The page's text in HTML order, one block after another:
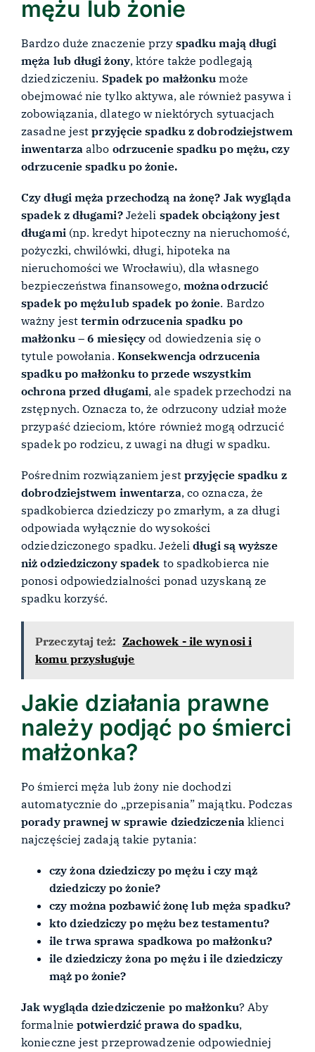
mężu lub żonie
Bardzo duże znaczenie przy spadku mają długi
męża lub długi żony, które także podlegają
dziedziczeniu. Spadek po małżonku może
obejmować nie tylko aktywa, ale również pasywa i
zobowiązania, dlatego w niektórych sytuacjach
zasadne jestprzyjęcie spadku z dobrodziejstwem
inwentarza albo odrzucenie spadku po mężu, czy
odrzucenie spadku po żonie.
Czy długi męża przechodzą na żonę? Jak wygląda
spadek z długami?Jeżeli spadek obciążony jest
długami(np. kredyt hipoteczny na nieruchomość,
pożyczki, chwilówki, długi, hipoteka na
nieruchomości we Wrocławiu), dla własnego
bezpieczeństwa finansowego, można odrzucić
spadek po mężu lub spadek po żonie. Bardzo
ważny jesttermin odrzucenia spadku po
małżonku – 6 miesięcy od dowiedzenia się o
tytule powołania. Konsekwencja odrzucenia
spadku po małżonku to przede wszystkim
ochrona przed długami, ale spadek przechodzi na
zstępnych. Oznacza to, że odrzucony udział może
przypaść dzieciom, które również mogą odrzucić
spadek po rodzicu, z uwagi na długi w spadku.
Pośrednim rozwiązaniem jest przyjęcie spadku z
dobrodziejstwem inwentarza, co oznacza, że
spadkobierca dziedziczy po zmarłym, a za długi
odpowiada wyłącznie do wysokości
odziedziczonego spadku. Jeżelidługi są wyższe
niż odziedziczony spadek to spadkobierca nie
ponosi odpowiedzialności ponad uzyskaną ze
spadku korzyść.
Przeczytaj też: Zachowek - ile wynosi i
komu przysługuje
Jakie działania prawne
należy podjąć po śmierci
małżonka?
Po śmierci męża lub żony nie dochodzi
automatycznie do „przepisania” majątku. Podczas
porady prawnej w sprawie dziedziczenia klienci
najczęściej zadają takie pytania:
czy żona dziedziczy po mężu i czy mąż
dziedziczy po żonie?
czy można pozbawić żonę lub męża spadku?
kto dziedziczy po mężu bez testamentu?
ile trwa sprawa spadkowa po małżonku?
ile dziedziczy żona po mężu i ile dziedziczy
mąż po żonie?
Jak wygląda dziedziczenie po małżonku? Aby
formalnie potwierdzić prawa do spadku,
konieczne jest przeprowadzenie odpowiedniej